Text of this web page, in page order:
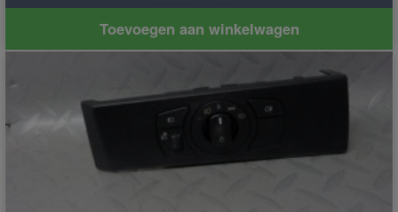
Toevoegen aan winkelwagen